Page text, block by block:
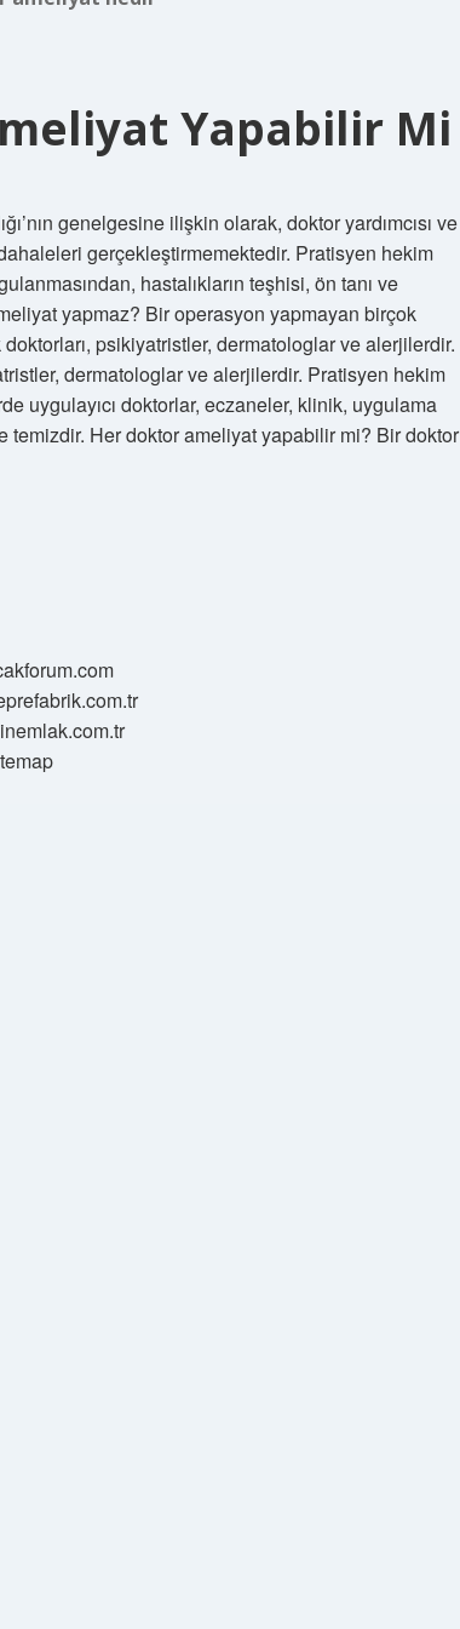
Yapabilir Mi
genelgesine ilişkin olarak, doktor yardımcısı ve
gerçekleştirmemektedir. Pratisyen hekim
hastalıkların teşhisi, ön tanı ve
yapmaz? Bir operasyon yapmayan birçok
psikiyatristler, dermatologlar ve alerjilerdir.
dermatologlar ve alerjilerdir. Pratisyen hekim
uygulayıcı doktorlar, eczaneler, klinik, uygulama
temizdir. Her doktor ameliyat yapabilir mi? Bir doktor